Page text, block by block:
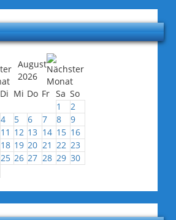
August
2026
Di Mi Do Fr Sa So
1
2
4 5 6 7 8
9
11 12 13 14 15 16
18 19 20 21 22 23
25 26 27 28 29 30